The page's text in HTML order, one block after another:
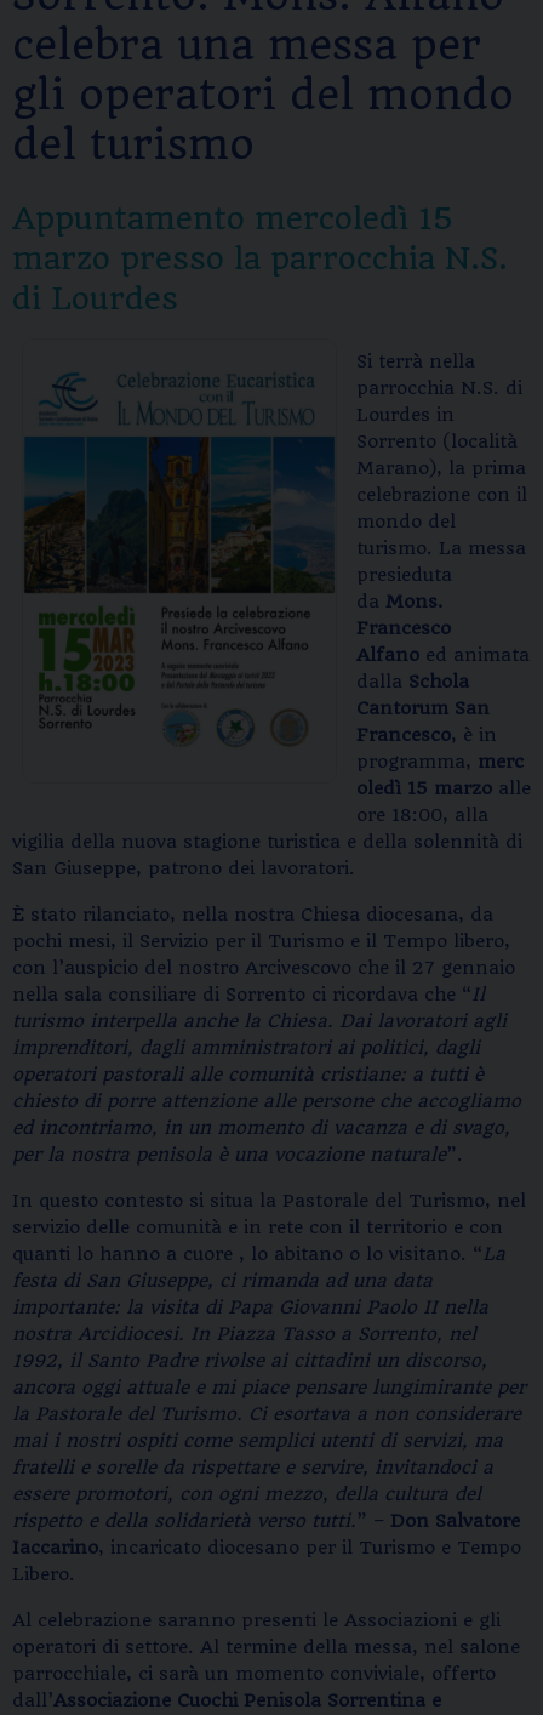
celebra una messa per
gli operatori del mondo
del turismo
Appuntamento mercoledì 15
marzo presso la parrocchia N.S.
di Lourdes
Si terrà nella
parrocchia N.S. di
Lourdes in
Sorrento (località
Marano), la prima
celebrazione con il
mondo del
turismo. La messa
presieduta
da Mons.
Francesco
Alfano ed animata
dalla Schola
Cantorum San
Francesco, è in
programma, merc
oledì 15 marzo alle
ore 18:00, alla
vigilia della nuova stagione turistica e della solennità di
San Giuseppe, patrono dei lavoratori.
È stato rilanciato, nella nostra Chiesa diocesana, da
pochi mesi, il Servizio per il Turismo e il Tempo libero,
con l’auspicio del nostro Arcivescovo che il 27 gennaio
nella sala consiliare di Sorrento ci ricordava che “Il
turismo interpella anche la Chiesa. Dai lavoratori agli
imprenditori, dagli amministratori ai politici, dagli
operatori pastorali alle comunità cristiane: a tutti è
chiesto di porre attenzione alle persone che accogliamo
ed incontriamo, in un momento di vacanza e di svago,
per la nostra penisola è una vocazione naturale”.
In questo contesto si situa la Pastorale del Turismo, nel
servizio delle comunità e in rete con il territorio e con
quanti lo hanno a cuore , lo abitano o lo visitano. “La
festa di San Giuseppe, ci rimanda ad una data
importante: la visita di Papa Giovanni Paolo II nella
nostra Arcidiocesi. In Piazza Tasso a Sorrento, nel
1992, il Santo Padre rivolse ai cittadini un discorso,
ancora oggi attuale e mi piace pensare lungimirante per
la Pastorale del Turismo. Ci esortava a non considerare
mai i nostri ospiti come semplici utenti di servizi, ma
fratelli e sorelle da rispettare e servire, invitandoci a
essere promotori, con ogni mezzo, della cultura del
rispetto e della solidarietà verso tutti. ” – Don Salvatore
Iaccarino, incaricato diocesano per il Turismo e Tempo
Libero.
Al celebrazione saranno presenti le Associazioni e gli
operatori di settore. Al termine della messa, nel salone
parrocchiale, ci sarà un momento conviviale, offerto
dall’Associazione Cuochi Penisola Sorrentina e